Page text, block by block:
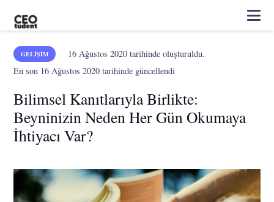
GELIŞIM 16 Ağustos 2020tarihinde oluşturuldu.
En son 16 Ağustos 2020 tarihinde güncellendi
Bilimsel Kanıtlarıyla Birlikte:
Beyninizin Neden Her Gün Okumaya
İhtiyacı Var?